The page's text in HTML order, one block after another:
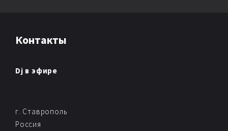
ELECTRO
Контакты
Dj в эфире
г. Ставрополь
Россия